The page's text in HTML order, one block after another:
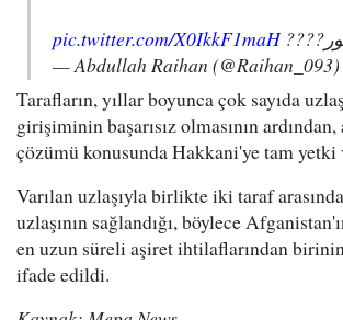
pic.twitter.com/X0IkkF1maH
— Abdullah Raihan (@Raihan_093)
Tarafların, yıllar boyunca çok sayıda
girişiminin başarısız olmasının ardından,
çözümü konusunda Hakkani'ye tam
Varılan uzlaşıyla birlikte iki taraf
uzlaşının sağlandığı, böylece
en uzun süreli aşiret ihtilaflarından
ifade edildi.